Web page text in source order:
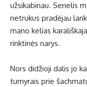
užsikabinau. Senelis
netrukus pradėjau
mano kelias
rinktinės narys.
Nors didžioji dalis jo
turnyrais prie